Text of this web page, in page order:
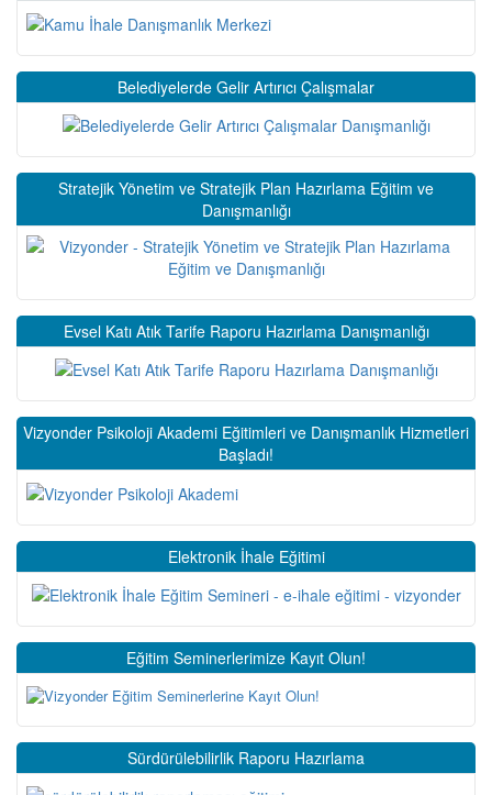
Belediyelerde Gelir Artırıcı Çalışmalar
Stratejik Yönetim ve Stratejik Plan Hazırlama Eğitim ve
Danışmanlığı
Evsel Katı Atık Tarife Raporu Hazırlama Danışmanlığı
Vizyonder Psikoloji Akademi Eğitimleri ve Danışmanlık Hizmetleri
Başladı!
Elektronik İhale Eğitimi
Eğitim Seminerlerimize Kayıt Olun!
Sürdürülebilirlik Raporu Hazırlama